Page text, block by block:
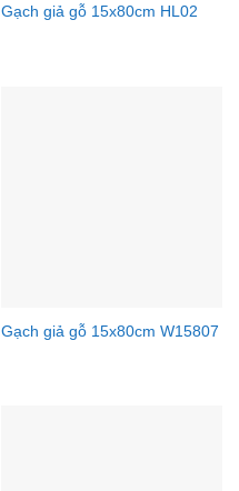
Gạch giả gỗ 15x80cm HL02
Gạch giả gỗ 15x80cm W15807